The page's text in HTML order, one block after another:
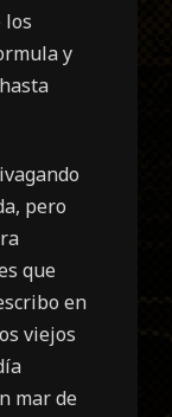
los
y
pero
que
en
viejos
mar de